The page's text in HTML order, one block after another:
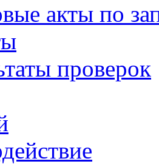
акты по
проверок